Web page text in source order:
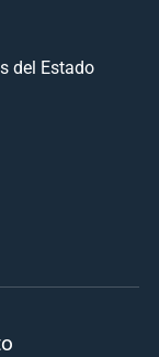
del Estado